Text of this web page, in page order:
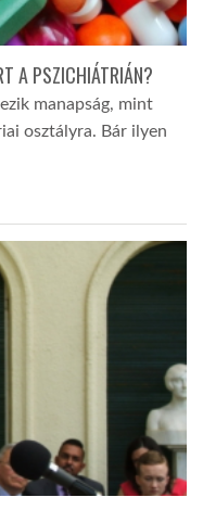
A PSZICHIÁTRIÁN?
manapság, mint
osztályra. Bár ilyen